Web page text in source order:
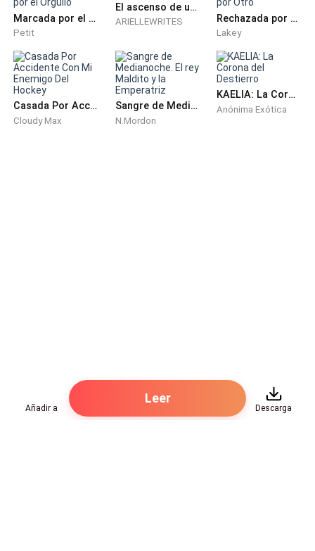
Marcada por el Destino, Negada por el Orgullo
Petit
El ascenso de una Luna prohibida
ARIELLEWRITES Rechazada por el Alfa, Reclamada por Otro
Lakey
Casada Por Accidente Con Mi Enemigo Del Hockey
Cloudy Max
Sangre de Medianoche. El rey Maldito y la Emperatriz
N.Mordon
KAELIA: La Corona del Destierro
Anónima Exótica
Añadir a
Leer
Descarga